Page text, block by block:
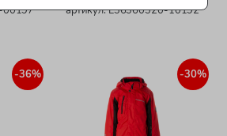
00197
артикул: L36360320-10192
-36% -30%